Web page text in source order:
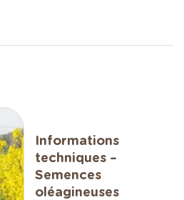
Informations
techniques –
Semences
oléagineuses